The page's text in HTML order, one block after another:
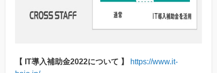
【 IT導入補助金2022について 】
https://www.it-